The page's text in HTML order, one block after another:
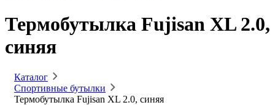
Термобутылка Fujisan XL 2.0,
синяя
Каталог
Спортивные бутылки
Термобутылка Fujisan XL 2.0, синяя